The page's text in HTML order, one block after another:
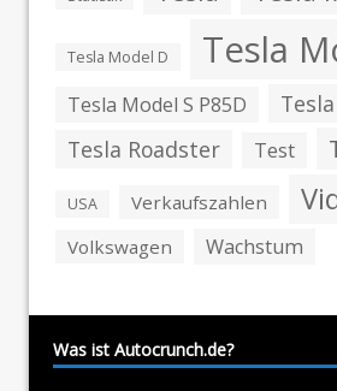
Tesla Model D Tesla
Tesla Model S P85D
Tesla Roadster
Test
USA Verkaufszahlen
Volkswagen Wachstum
Was ist Autocrunch.de?